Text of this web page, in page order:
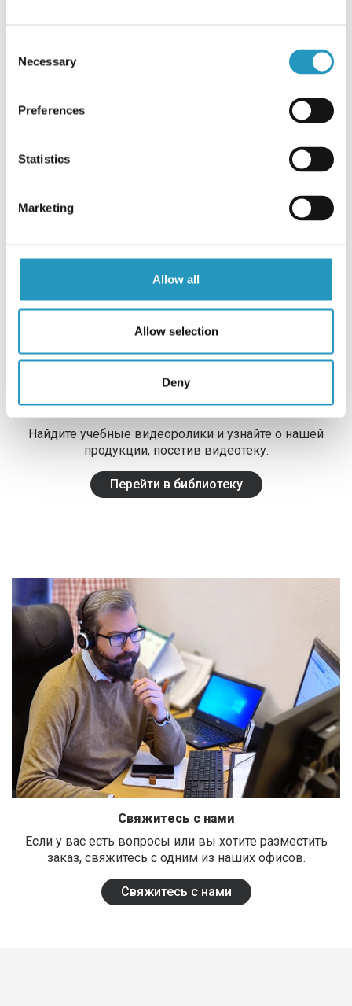
Selection
Necessary
Preferences
Statistics
Marketing
Allow all
Allow selection
Deny
Найдите учебные видеоролики и узнайте о нашей
продукции, посетив видеотеку.
Перейти в библиотеку
Свяжитесь с нами
Если у вас есть вопросы или вы хотите разместить
заказ, свяжитесь с одним из наших офисов.
Свяжитесь с нами